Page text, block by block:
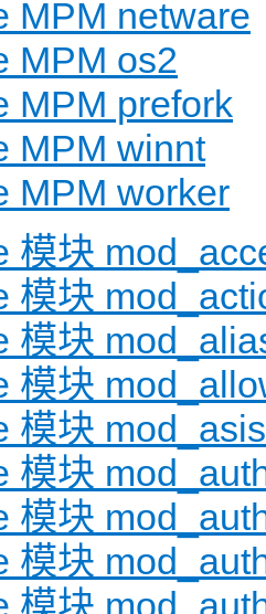
MPM netware
MPM os2
MPM prefork
MPM winnt
MPM worker
模块
模块
模块
模块
模块 mod_asis
模块
模块
模块
模块